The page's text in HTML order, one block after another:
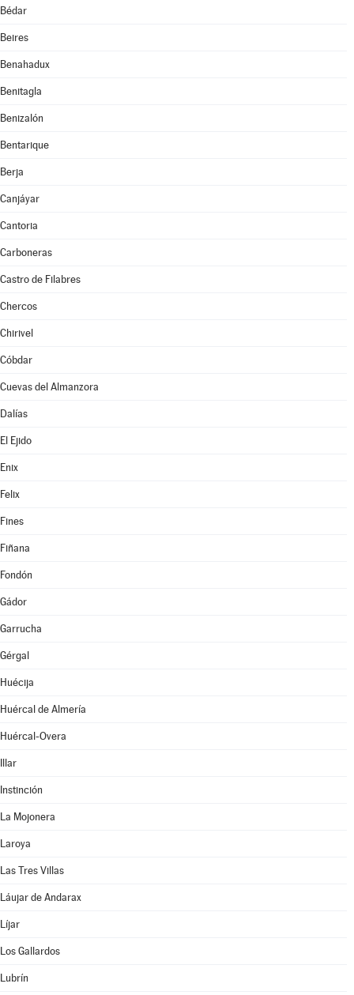
Bédar
Beires
Benahadux
Benitagla
Benizalón
Bentarique
Berja
Canjáyar
Cantoria
Carboneras
Castro de Filabres
Chercos
Chirivel
Cóbdar
Cuevas del Almanzora
Dalías
El Ejido
Enix
Felix
Fines
Fiñana
Fondón
Gádor
Garrucha
Gérgal
Huécija
Huércal de Almería
Huércal-Overa
Illar
Instinción
La Mojonera
Laroya
Las Tres Villas
Láujar de Andarax
Líjar
Los Gallardos
Lubrín